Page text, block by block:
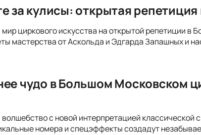
за кулисы: открытая
мир циркового искусства на открытой репетиции
мастерства от Аскольда и Эдгарда Запашных и
чудо в Большом Московском
волшебство с новой интерпретацией
номера и спецэффекты создадут